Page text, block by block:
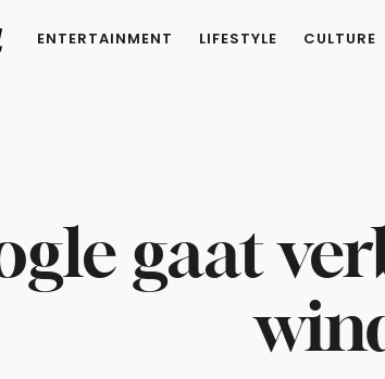
ENTERTAINMENT LIFESTYLE CULTURE
gaat